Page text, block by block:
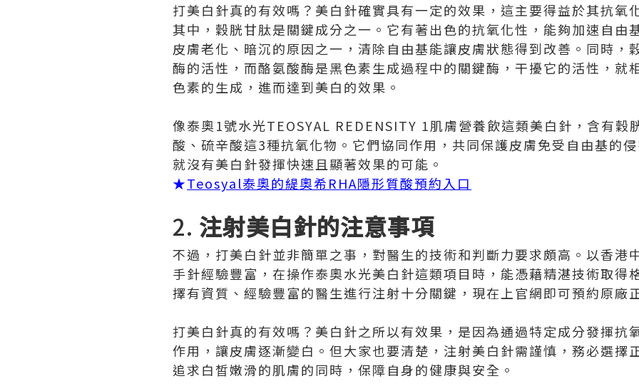
打美白針真的有效嗎？美白針確實具有一定的效果，這主要得益於其抗氧
其中，穀胱甘肽是關鍵成分之一。它有著出色的抗氧化性，能夠加速自由
皮膚老化、暗沉的原因之一，清除自由基能讓皮膚狀態得到改善。同時，
酶的活性，而酪氨酸酶是黑色素生成過程中的關鍵酶，干擾它的活性，就
色素的生成，進而達到美白的效果。
像泰奧1號水光TEOSYAL REDENSITY 1肌膚營養飲這類美白針，含有穀
酸、硫辛酸這3種抗氧化物。它們協同作用，共同保護皮膚免受自由基的
就沒有美白針發揮快速且顯著效果的可能。
★Teosyal泰奧的緹奧希RHA隱形質酸預約入口
2. 注射美白針的注意事項
不過，打美白針並非簡單之事，對醫生的技術和判斷力要求頗高。以香港
手針經驗豐富，在操作泰奧水光美白針這類項目時，能憑藉精湛技術取得
擇有資質、經驗豐富的醫生進行注射十分關鍵，現在上官網即可預約原廠
打美白針真的有效嗎？美白針之所以有效果，是因為通過特定成分發揮抗
作用，讓皮膚逐漸變白。但大家也要清楚，注射美白針需謹慎，務必選擇
追求白皙嫩滑的肌膚的同時，保障自身的健康與安全。